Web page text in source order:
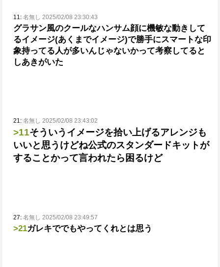
11: 名無し 2025/02/08 23:30:43
グラサン風のクールなハンサム顔に機敏な動きして
るイメージ(あくまでイメージ)で勝手にスマートな印
象持ってる人が多いんじゃないかって考察してると
しあきがいた
21: 名無し 2025/02/08 23:43:02
>11そういうイメージを拾い上げるアレンジも
いいと思うけどね公式のスタンダードキットが
することかって言われたら困るけど
27: 名無し 2025/02/08 23:49:57
>21ガレキででもやってくれとは思う